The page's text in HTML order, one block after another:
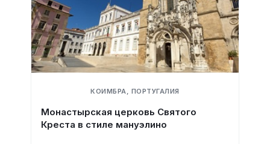
КОИМБРА, ПОРТУГАЛИЯ
Монастырская церковь Святого
Креста в стиле мануэлино